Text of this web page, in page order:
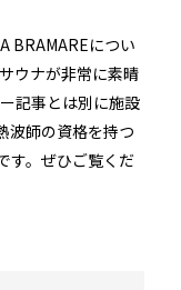
BRAMAREについ
ウナが非常に素晴
記事とは別に施設
波師の資格を持つ
す。ぜひご覧くだ
す
業種別の活用
お客様の声
詳しく